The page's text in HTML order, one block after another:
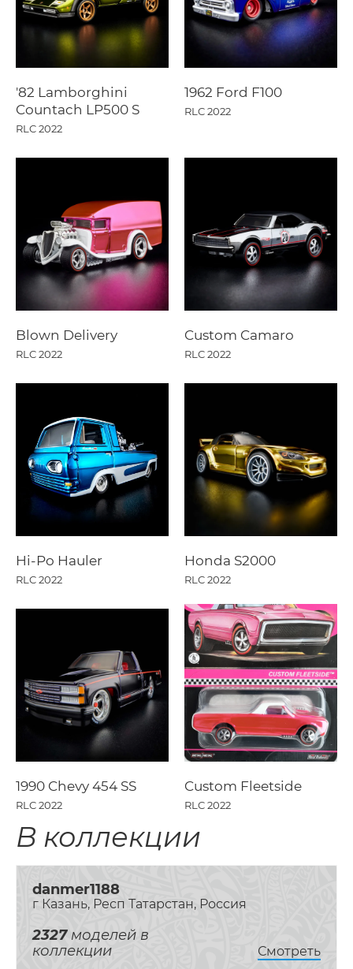
'82 Lamborghini
Countach LP500 S
RLC 2022
1962 Ford F100
RLC 2022
Blown Delivery
RLC 2022
Custom Camaro
RLC 2022
Hi-Po Hauler
RLC 2022
Honda S2000
RLC 2022
1990 Chevy 454 SS
RLC 2022
Custom Fleetside
RLC 2022
В коллекции
danmer1188
г Казань, Респ Татарстан, Россия
2327моделей в
коллекции
Смотреть